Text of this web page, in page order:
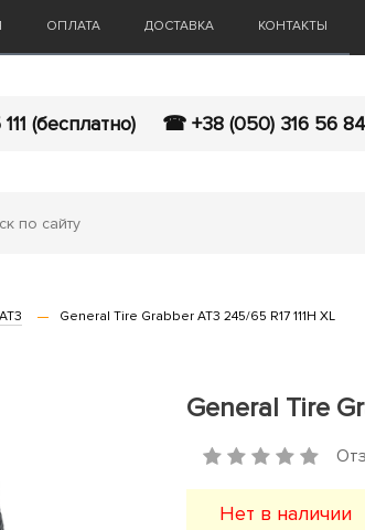
ОПЛАТА ДОСТАВКА КОНТАКТЫ
(бесплатно) ☎ +38 (050) 316 56 84
General Tire Grabber AT3 245/65 R17 111H XL
General Tire
Нет в наличии